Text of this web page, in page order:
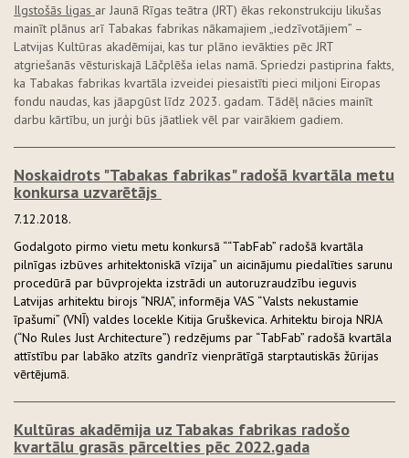
Ilgstošās ligas ar Jaunā Rīgas teātra (JRT) ēkas rekonstrukciju likušas
mainīt plānus arī Tabakas fabrikas nākamajiem „iedzīvotājiem” –
Latvijas Kultūras akadēmijai, kas tur plāno ievākties pēc JRT
atgriešanās vēsturiskajā Lāčplēša ielas namā. Spriedzi pastiprina fakts,
ka Tabakas fabrikas kvartāla izveidei piesaistīti pieci miljoni Eiropas
fondu naudas, kas jāapgūst līdz 2023. gadam. Tādēļ nācies mainīt
darbu kārtību, un jurģi būs jāatliek vēl par vairākiem gadiem.
Noskaidrots "Tabakas fabrikas" radošā kvartāla metu
konkursa uzvarētājs
7.12.2018.
Godalgoto pirmo vietu metu konkursā ““TabFab” radošā kvartāla
pilnīgas izbūves arhitektoniskā vīzija” un aicinājumu piedalīties sarunu
procedūrā par būvprojekta izstrādi un autoruzraudzību ieguvis
Latvijas arhitektu birojs “NRJA”, informēja VAS “Valsts nekustamie
īpašumi” (VNĪ) valdes locekle Kitija Gruškevica. Arhitektu biroja NRJA
(“No Rules Just Architecture”) redzējums par “TabFab” radošā kvartāla
attīstību par labāko atzīts gandrīz vienprātīgā starptautiskās žūrijas
vērtējumā.
Kultūras akadēmija uz Tabakas fabrikas radošo
kvartālu grasās pārcelties pēc 2022.gada